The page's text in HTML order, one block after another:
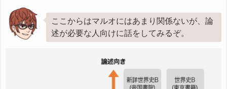
ここからはマルオにはあまり関係ないが、論
述が必要な人向けに話をしてみるぞ。